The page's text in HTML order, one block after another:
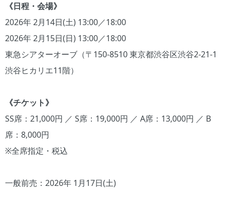
《日程・会場》
2026年 2月14日(土) 13:00／18:00
2026年 2月15日(日) 13:00／18:00
東急シアターオーブ（〒150-8510 東京都渋谷区渋谷2-21-1
渋谷ヒカリエ11階）
《チケット》
SS席：21,000円 ／ S席：19,000円 ／ A席：13,000円 ／ B
席：8,000円
※全席指定・税込
一般前売：2026年 1月17日(土)